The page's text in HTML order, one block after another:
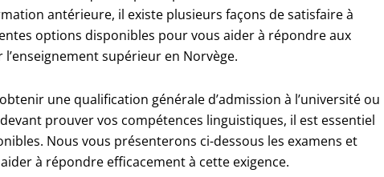
antérieure, il existe plusieurs façons de satisfaire à
options disponibles pour vous aider à répondre aux
supérieur en Norvège.
une qualification générale d’admission à l’université ou
prouver vos compétences linguistiques, il est essentiel
Nous vous présenterons ci-dessous les examens et
à répondre efficacement à cette exigence.